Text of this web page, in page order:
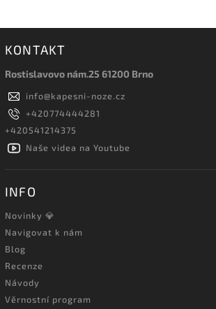
KONTAKT
Rostislavovo nám.25 61200 Brno
info@kapesni-noze.cz
+420774444281
+420541214375
Naše videa na Youtube
INFO
Novinky 💎
Navigovat k nám
Blog
Recenze
Návody
Věrnostní program